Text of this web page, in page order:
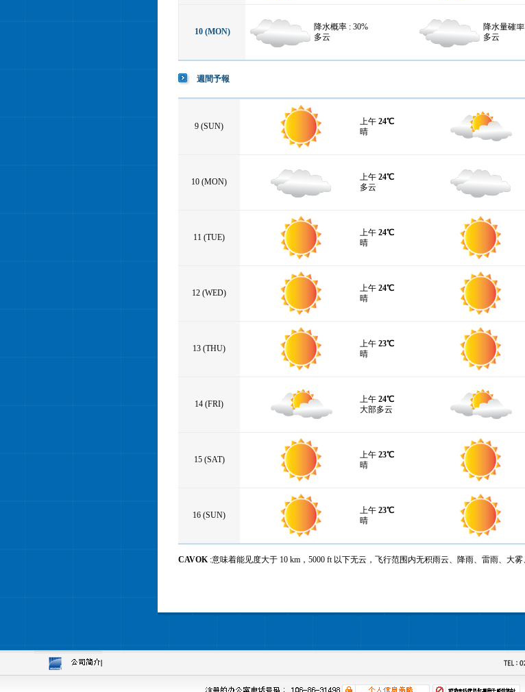
10 (MON)
降水概率 : 30%
多云
降水量確
多云
週間予報
9 (SUN) 上午 24℃
晴
10 (MON) 上午 24℃
多云
11 (TUE) 上午 24℃
晴
12 (WED) 上午 24℃
晴
13 (THU) 上午 23℃
晴
14 (FRI) 上午 24℃
大部多云
15 (SAT) 上午 23℃
晴
16 (SUN) 上午 23℃
晴
CAVOK:意味着能见度大于 10 km，5000 ft 以下无云，飞行范围内无积雨云、降雨、雷雨、大雾